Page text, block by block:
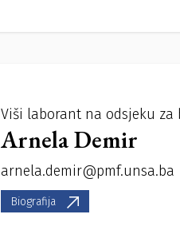
Viši laborant na odsjeku za
Arnela Demir
arnela.demir@pmf.unsa.ba
Biografija